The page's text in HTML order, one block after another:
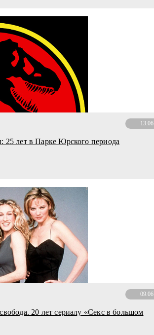
13.06
25 лет в Парке Юрского периода
09.06
20 лет сериалу «Секс в большом